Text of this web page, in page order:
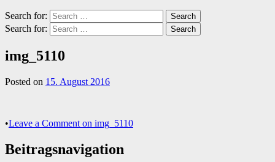
Search for: Search
Search for: Search
img_5110
Posted on 15. August 2016
•Leave a Comment on img_5110
Beitragsnavigation